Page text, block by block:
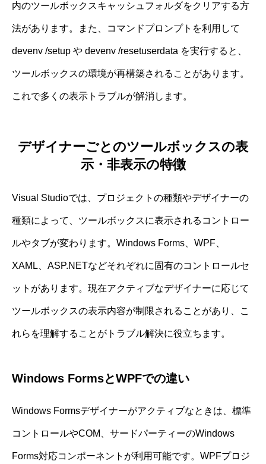
内のツールボックスキャッシュフォルダをクリアする方
法があります。また、コマンドプロンプトを利用して
devenv /setup や devenv /resetuserdata を実行すると、
ツールボックスの環境が再構築されることがあります。
これで多くの表示トラブルが解消します。
デザイナーごとのツールボックスの表
示・非表示の特徴
Visual Studioでは、プロジェクトの種類やデザイナーの
種類によって、ツールボックスに表示されるコントロー
ルやタブが変わります。Windows Forms、WPF、
XAML、ASP.NETなどそれぞれに固有のコントロールセ
ットがあります。現在アクティブなデザイナーに応じて
ツールボックスの表示内容が制限されることがあり、こ
れらを理解することがトラブル解決に役立ちます。
Windows FormsとWPFでの違い
Windows Formsデザイナーがアクティブなときは、標準
コントロールやCOM、サードパーティーのWindows
Forms対応コンポーネントが利用可能です。WPFプロジ